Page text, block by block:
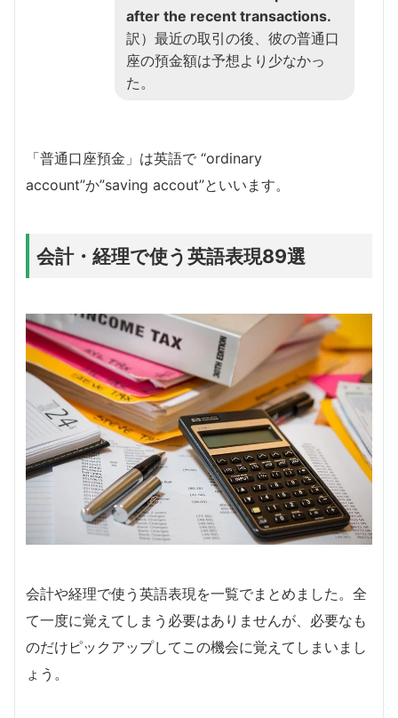
after the recent transactions.
訳）最近の取引の後、彼の普通口
座の預金額は予想より少なかっ
た。
「普通口座預金」は英語で “ordinary
account”か”saving accout”といいます。
会計・経理で使う英語表現89選
会計や経理で使う英語表現を一覧でまとめました。全
て一度に覚えてしまう必要はありませんが、必要なも
のだけピックアップしてこの機会に覚えてしまいまし
ょう。